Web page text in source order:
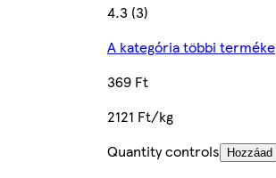
4.3 (3)
A kategória többi terméke
369 Ft
2121 Ft/kg
Quantity controls
Hozzáad